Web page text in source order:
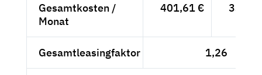
Gesamtkosten /
Monat
401,61 €
Gesamtleasingfaktor 1,26